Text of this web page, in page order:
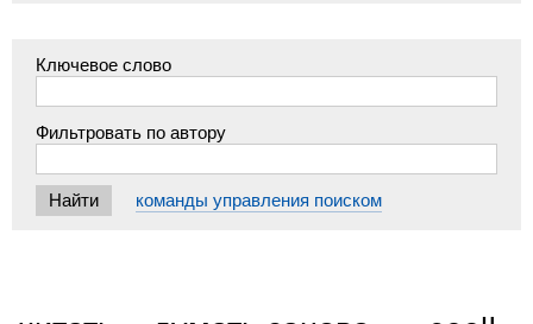
Ключевое слово
Фильтровать по автору
команды управления поиском